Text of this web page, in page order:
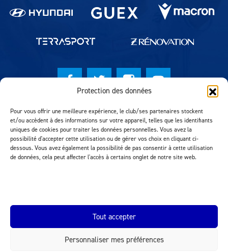
Protection des données
Pour vous offrir une meilleure expérience, le club/ses partenaires stockent
et/ou accèdent à des informations sur votre appareil, telles que les identifiants
uniques de cookies pour traiter les données personnelles. Vous avez la
possibilité d'accepter cette utilisation ou de gérer vos choix en cliquant ci-
dessous. Vous avez également la possibilité de pas consentir à cette utilisation
de données, cela peut affecter l'accès à certains onglet de notre site web.
Tout accepter
Personnaliser mes préférences
© Lausanne Sport Football Club 2026
Réalisation MTM Agency